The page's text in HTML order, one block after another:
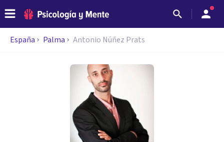
España Palma Antonio Núñez Prats